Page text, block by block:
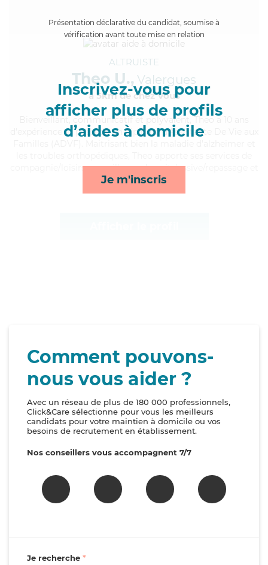
Présentation déclarative du candidat, soumise à
vérification avant toute mise en relation
Inscrivez-vous pour
afficher plus de profils
d’aides à domicile
Je m'inscris
ALTRUISTE
Theo U., Valergues
à 5km de chez Vous
, communicatif et polyvalent, Theo a 10 ans
d'expérience et possède un diplôme d'Assistante De Vie aux
compagnie/loisirs, surveillance de nuit, lessive/repassage et
mobilité*
Comment pouvons-
nous vous aider ?
Avec un réseau de plus de 180 000 professionnels,
Click&Care sélectionne pour vous les meilleurs
candidats pour votre maintien à domicile ou vos
besoins de recrutement en établissement.
Nos conseillers vous accompagnent 7/7
Je recherche